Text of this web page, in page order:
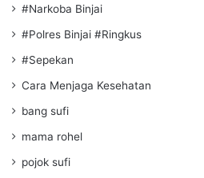
#Narkoba Binjai
#Polres Binjai #Ringkus
#Sepekan
Cara Menjaga Kesehatan
bang sufi
mama rohel
pojok sufi